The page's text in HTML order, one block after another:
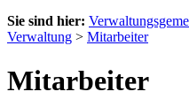
Sie sind hier:
Verwaltung > Mitarbeiter
Mitarbeiter